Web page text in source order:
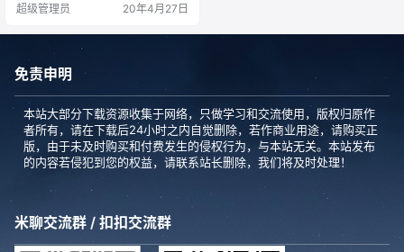
重建。您可以查找路线和商家，就
oogle地球上绘制地图一样。 Googl
e地球包含一个非常广泛且不断增加
的图层库，您可以将其添加到地图
中以丰富您的体验。您可以找到各
种信息，从历…
超级管理员 20年4月27日
免责申明
本站大部分下载资源收集于网络，只做学习和交流使用，版权归原作
者所有，请在下载后24小时之内自觉删除，若作商业用途，请购买正
版，由于未及时购买和付费发生的侵权行为，与本站无关。本站发布
的内容若侵犯到您的权益，请联系站长删除，我们将及时处理！
米聊交流群 / 扣扣交流群